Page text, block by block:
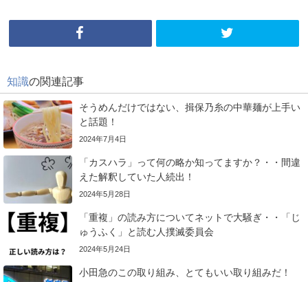
知識の関連記事
そうめんだけではない、揖保乃糸の中華麺が上手い
と話題！
2024年7月4日
「カスハラ」って何の略か知ってますか？・・間違
えた解釈していた人続出！
2024年5月28日
「重複」の読み方についてネットで大騒ぎ・・「じ
ゅうふく」と読む人撲滅委員会
2024年5月24日
小田急のこの取り組み、とてもいい取り組みだ！